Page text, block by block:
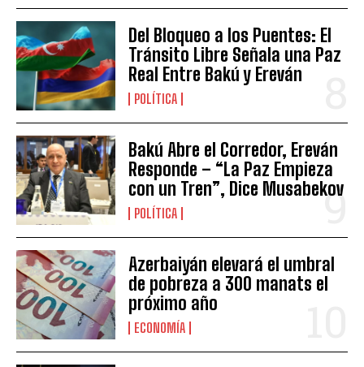
Del Bloqueo a los Puentes: El
Tránsito Libre Señala una Paz
Real Entre Bakú y Ereván
POLÍTICA
Bakú Abre el Corredor, Ereván
Responde – “La Paz Empieza
con un Tren”, Dice Musabekov
POLÍTICA
Azerbaiyán elevará el umbral
de pobreza a 300 manats el
próximo año
ECONOMÍA